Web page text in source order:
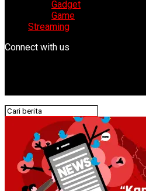
Gadget
Game
Streaming
Connect with us